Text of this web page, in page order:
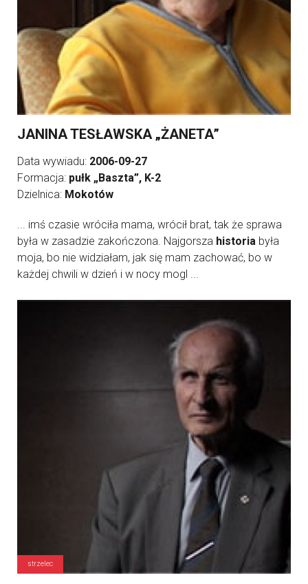
JANINA TESŁAWSKA „ŻANETA”
Data wywiadu: 2006-09-27
Formacja: pułk „Baszta”, K-2
Dzielnica: Mokotów
... imś czasie wróciła mama, wrócił brat, tak że sprawa
była w zasadzie zakończona. Najgorsza historia była
moja, bo nie widziałam, jak się mam zachować, bo w
każdej chwili w dzień i w nocy mogl ...
strzelec